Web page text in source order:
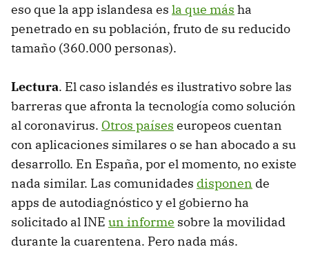
eso que la app islandesa es la que más ha
penetrado en su población, fruto de su reducido
tamaño (360.000 personas).
Lectura. El caso islandés es ilustrativo sobre las
barreras que afronta la tecnología como solución
al coronavirus. Otros países europeos cuentan
con aplicaciones similares o se han abocado a su
desarrollo. En España, por el momento, no existe
nada similar. Las comunidades disponen de
apps de autodiagnóstico y el gobierno ha
solicitado al INE un informe sobre la movilidad
durante la cuarentena. Pero nada más.